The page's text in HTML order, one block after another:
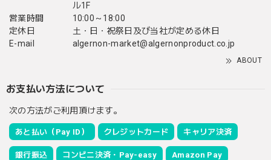
ル1F
営業時間
10:00～18:00
定休日
土・日・祝祭日及び当社が定める休日
E-mail
algernon-market@algernonproduct.co.jp
ABOUT
お支払い方法について
次の方法がご利用頂けます。
あと払い（Pay ID） クレジットカード キャリア決済
銀行振込 コンビニ決済・Pay-easy Amazon Pay